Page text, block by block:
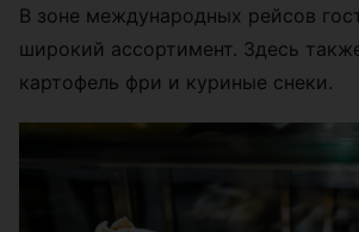
В зоне международных рейсов
широкий ассортимент. Здесь
картофель фри и куриные снеки.